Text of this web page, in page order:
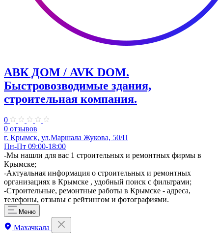
АВК ДОМ / AVK DOM.
Быстровозводимые здания,
строительная компания.
0
0 отзывов
г. Крымск, ул.Маршала Жукова, 50/П
Пн-Пт 09:00-18:00
-Мы нашли для вас 1 строительных и ремонтных фирмы в
Крымске;
-Актуальная информация о строительных и ремонтных
организациях в Крымске , удобный поиск с фильтрами;
-Строительные, ремонтные работы в Крымске - адреса,
телефоны, отзывы с рейтингом и фотографиями.
Меню
Махачкала